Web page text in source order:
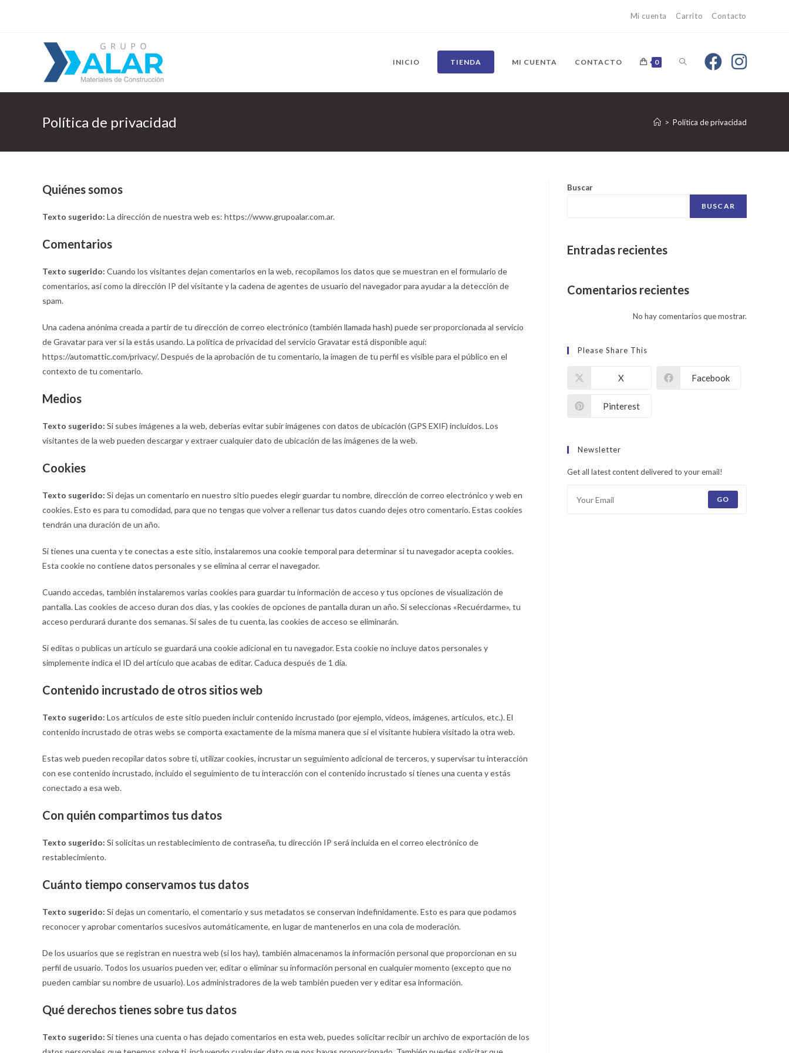
Mi cuenta Carrito Contacto
INICIO TIENDA MI CUENTA CONTACTO 0
Política de privacidad > Política de privacidad
Quiénes somos
Texto sugerido: La dirección de nuestra web es: https://www.grupoalar.com.ar.
Comentarios
Texto sugerido: Cuando los visitantes dejan comentarios en la web, recopilamos los datos que se muestran en el formulario de
comentarios, así como la dirección IP del visitante y la cadena de agentes de usuario del navegador para ayudar a la detección de
spam.
Una cadena anónima creada a partir de tu dirección de correo electrónico (también llamada hash) puede ser proporcionada al servicio
de Gravatar para ver si la estás usando. La política de privacidad del servicio Gravatar está disponible aquí:
https://automattic.com/privacy/. Después de la aprobación de tu comentario, la imagen de tu perfil es visible para el público en el
contexto de tu comentario.
Medios
Texto sugerido: Si subes imágenes a la web, deberías evitar subir imágenes con datos de ubicación (GPS EXIF) incluidos. Los
visitantes de la web pueden descargar y extraer cualquier dato de ubicación de las imágenes de la web.
Cookies
Texto sugerido: Si dejas un comentario en nuestro sitio puedes elegir guardar tu nombre, dirección de correo electrónico y web en
cookies. Esto es para tu comodidad, para que no tengas que volver a rellenar tus datos cuando dejes otro comentario. Estas cookies
tendrán una duración de un año.
Si tienes una cuenta y te conectas a este sitio, instalaremos una cookie temporal para determinar si tu navegador acepta cookies.
Esta cookie no contiene datos personales y se elimina al cerrar el navegador.
Cuando accedas, también instalaremos varias cookies para guardar tu información de acceso y tus opciones de visualización de
pantalla. Las cookies de acceso duran dos días, y las cookies de opciones de pantalla duran un año. Si seleccionas «Recuérdarme», tu
acceso perdurará durante dos semanas. Si sales de tu cuenta, las cookies de acceso se eliminarán.
Si editas o publicas un artículo se guardará una cookie adicional en tu navegador. Esta cookie no incluye datos personales y
simplemente indica el ID del artículo que acabas de editar. Caduca después de 1 día.
Contenido incrustado de otros sitios web
Texto sugerido: Los artículos de este sitio pueden incluir contenido incrustado (por ejemplo, vídeos, imágenes, artículos, etc.). El
contenido incrustado de otras webs se comporta exactamente de la misma manera que si el visitante hubiera visitado la otra web.
Estas web pueden recopilar datos sobre ti, utilizar cookies, incrustar un seguimiento adicional de terceros, y supervisar tu interacción
con ese contenido incrustado, incluido el seguimiento de tu interacción con el contenido incrustado si tienes una cuenta y estás
conectado a esa web.
Con quién compartimos tus datos
Texto sugerido: Si solicitas un restablecimiento de contraseña, tu dirección IP será incluida en el correo electrónico de
restablecimiento.
Cuánto tiempo conservamos tus datos
Texto sugerido: Si dejas un comentario, el comentario y sus metadatos se conservan indefinidamente. Esto es para que podamos
reconocer y aprobar comentarios sucesivos automáticamente, en lugar de mantenerlos en una cola de moderación.
De los usuarios que se registran en nuestra web (si los hay), también almacenamos la información personal que proporcionan en su
perfil de usuario. Todos los usuarios pueden ver, editar o eliminar su información personal en cualquier momento (excepto que no
pueden cambiar su nombre de usuario). Los administradores de la web también pueden ver y editar esa información.
Qué derechos tienes sobre tus datos
Texto sugerido: Si tienes una cuenta o has dejado comentarios en esta web, puedes solicitar recibir un archivo de exportación de los
Buscar
BUSCAR
Entradas recientes
Comentarios recientes
No hay comentarios que mostrar.
Please Share This
X Facebook
Pinterest
Newsletter
Get all latest content delivered to your email!
GO